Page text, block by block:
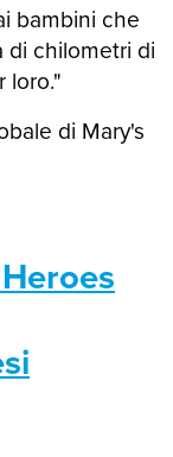
bambini che
di chilometri di
loro."
di Mary's